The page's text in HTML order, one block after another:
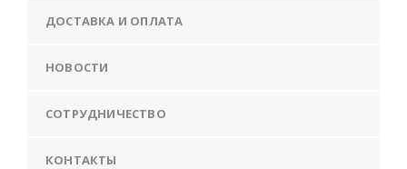
ДОСТАВКА И ОПЛАТА
НОВОСТИ
СОТРУДНИЧЕСТВО
КОНТАКТЫ